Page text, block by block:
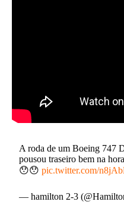
A roda de um Boeing 747
pousou traseiro bem na
😯😯pic.twitter.com/
— hamilton 2-3